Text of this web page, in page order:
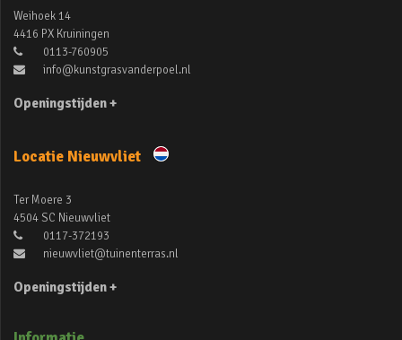
Weihoek 14
4416 PX Kruiningen
0113-760905
info@kunstgrasvanderpoel.nl
Openingstijden +
Locatie Nieuwvliet
Ter Moere 3
4504 SC Nieuwvliet
0117-372193
nieuwvliet@tuinenterras.nl
Openingstijden +